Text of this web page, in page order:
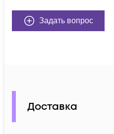
Задать вопрос
Доставка